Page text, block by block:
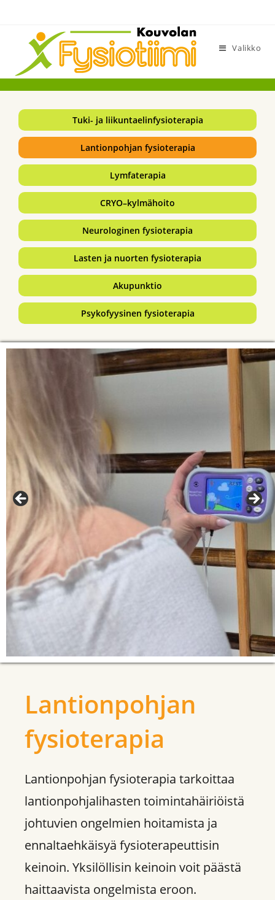
sisältöön
Valikko
Tuki- ja liikuntaelinfysioterapia
Lantionpohjan fysioterapia
Lymfaterapia
CRYO–kylmähoito
Neurologinen fysioterapia
Lasten ja nuorten fysioterapia
Akupunktio
Psykofyysinen fysioterapia
Lantionpohjan
fysioterapia
Lantionpohjan fysioterapia tarkoittaa
lantionpohjalihasten toimintahäiriöistä
johtuvien ongelmien hoitamista ja
ennaltaehkäisyä fysioterapeuttisin
keinoin. Yksilöllisin keinoin voit päästä
haittaavista ongelmista eroon.